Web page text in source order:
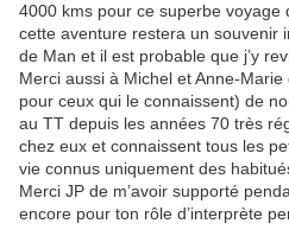
4000 kms pour ce superbe voyage
cette aventure restera un souvenir
de Man et il est probable que j’y
Merci aussi à Michel et Anne-Marie
pour ceux qui le connaissent) de
au TT depuis les années 70 très
chez eux et connaissent tous les
vie connus uniquement des
Merci JP de m’avoir supporté
encore pour ton rôle d’interprète